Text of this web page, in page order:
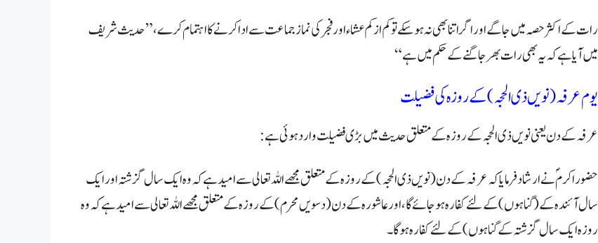
رات کے اکثر حصہ میں جاگے اور اگر اتنا بھی نہ ہو سکے تو کم از کم عشاء اور فجر کی نماز جماعت سے ادا کرنے کا اہتمام کرے، ” حدیث شریف
میں آیا ہے کہ یہ بھی رات بھر جاگنے کے حکم میں ہے“
یوم عرفہ (نویں ذی الحجہ ) کے روزہ کی فضیلت
عرفہ کے دن یعنی نویں ذی الحجہ کے روزہ کے متعلق حدیث میں بڑی فضیلت وارد ہوئی ہے:
حضور اکرمؐ نے ارشاد فرمایا کہ عرفہ کے دن (نویں ذی الحجہ ) کے روزہ کے متعلق مجھے اللہ تعالی سے امید ہے کہ وہ ایک سال گزشتہ اور ایک
سال آئندہ کے ( گناہوں) کے لئے کفارہ ہو جائے گا، اور عاشورہ کے دن (دسویں محرم ) کے روزہ کے متعلق مجھے اللہ تعالی سے امید ہے کہ وہ
روزہ ایک سال گزشتہ کے گناہوں ) کے لئے کفارہ ہوگا۔